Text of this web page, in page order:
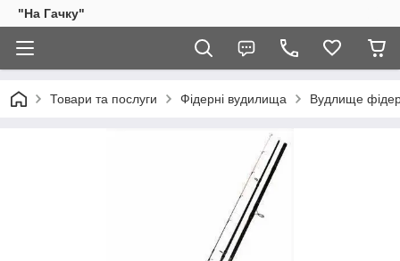
"На Гачку"
Товари та послуги Фідерні вудилища Вудлище